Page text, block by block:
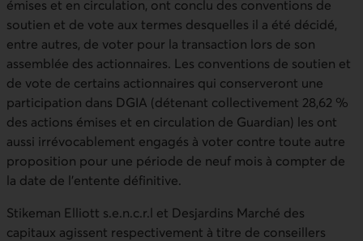
émises et en circulation, ont conclu des conventions de
soutien et de vote aux termes desquelles il a été décidé,
entre autres, de voter pour la transaction lors de son
assemblée des actionnaires. Les conventions de soutien et
de vote de certains actionnaires qui conserveront une
participation dans DGIA (détenant collectivement 28,62 %
des actions émises et en circulation de Guardian) les ont
aussi irrévocablement engagés à voter contre toute autre
proposition pour une période de neuf mois à compter de
la date de l’entente définitive.
Stikeman Elliott s.e.n.c.r.l et Desjardins Marché des
capitaux agissent respectivement à titre de conseillers